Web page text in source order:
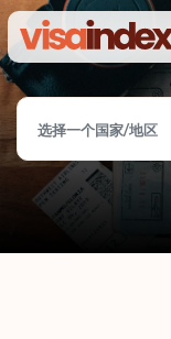
选择一个国家/地区